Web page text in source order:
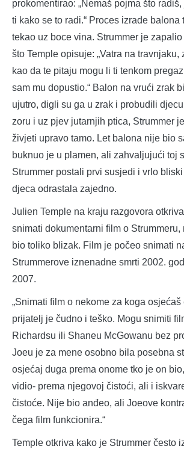
prokomentirao: „Nemaš pojma što
ti kako se to radi.“ Proces izrade balona
tekao uz boce vina. Strummer je
što Temple opisuje: „Vatra na travnjaku,
kao da te pitaju mogu li ti tenkom
sam mu dopustio.“ Balon na vrući zrak
ujutro, digli su ga u zrak i probudili
zoru i uz pjev jutarnjih ptica, Strummer
živjeti upravo tamo. Let balona nije bio
buknuo je u plamen, ali zahvaljujući toj
Strummer postali prvi susjedi i vrlo
djeca odrastala zajedno.
Julien Temple na kraju razgovora
snimati dokumentarni film o Strummeru,
bio toliko blizak. Film je počeo snimati
Strummerove iznenadne smrti 2002.
2007.
„Snimati film o nekome za koga
prijatelj je čudno i teško. Mogu snimiti
Richardsu ili Shaneu McGowanu bez
Joeu je za mene osobno bila posebna
osjećaj duga prema onome tko je on
vidio- prema njegovoj čistoći, ali i
čistoće. Nije bio anđeo, ali Joeove
čega film funkcionira.“
Temple otkriva kako je Strummer često